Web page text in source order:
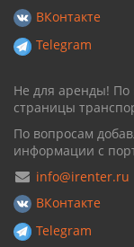
ВКонтакте
Telegram
Не для аренды! По
страницы
По вопросам
информации с
info@irenter.ru
ВКонтакте
Telegram